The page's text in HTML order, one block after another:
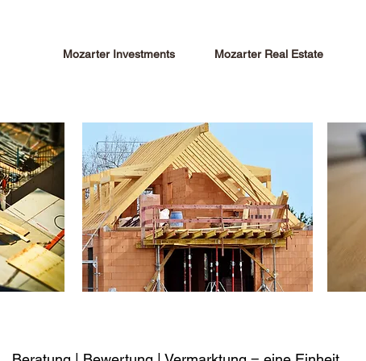
Mozarter Investments Mozarter Real Estate